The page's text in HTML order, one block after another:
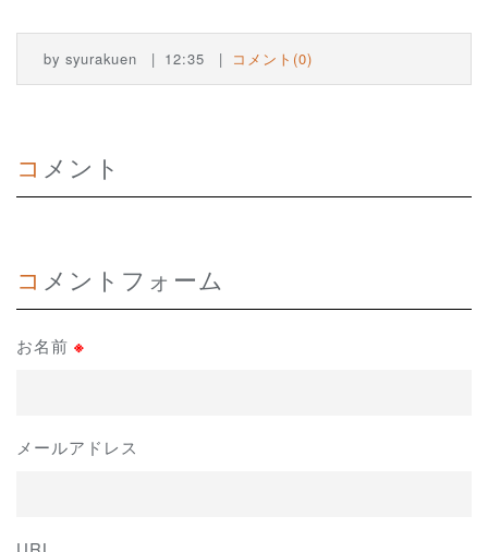
by syurakuen 12:35 コメント(0)
コメント
コメントフォーム
お名前 ※
メールアドレス